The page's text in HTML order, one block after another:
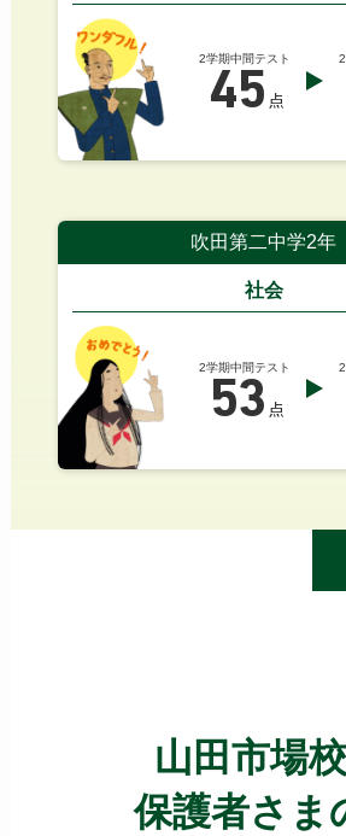
2学期中間テスト
45 点
吹田第二中学2年
社会
2学期中間テスト
53 点
山田市場
保護者さま